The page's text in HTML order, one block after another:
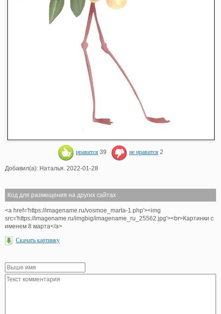
нравится 39 не нравится 2
Добавил(а): Наталья. 2022-01-28
Код для размещения на других сайтах
<a href='https://imagename.ru/vosmoe_marta-1.php'><img
src='https://imagename.ru/imgbig/imagename_ru_25562.jpg'><br>Картинки с
именем 8 марта</a>
Скачать картинку